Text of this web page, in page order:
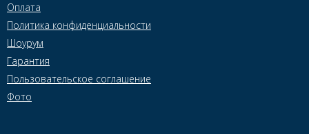
Оплата
Политика конфиденциальности
Шоурум
Гарантия
Пользовательское соглашение
Фото